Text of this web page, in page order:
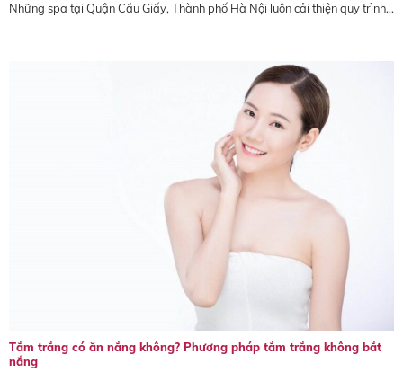
Những spa tại Quận Cầu Giấy, Thành phố Hà Nội luôn cải thiện quy trình...
Tắm trắng có ăn nắng không? Phương pháp tắm trắng không bắt
nắng